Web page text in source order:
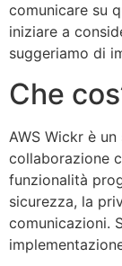
comunicare su
iniziare a
suggeriamo di
Che
AWS Wickr è
collaborazione
funzionalità
sicurezza, la
comunicazioni.